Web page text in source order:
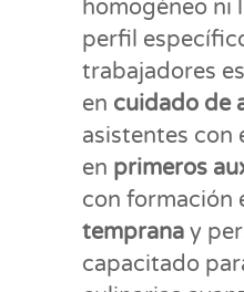
homogéneo ni
perfil
trabajadores
en cuidado de
asistentes con
en primeros
con formación
temprana y
capacitado